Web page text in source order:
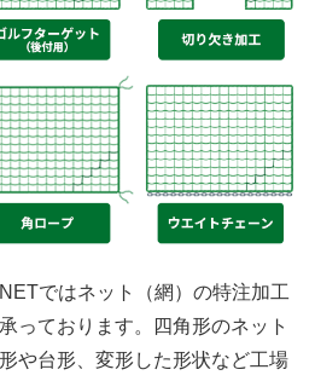
ではネット（網）の特注加工
っております。四角形のネット
や台形、変形した形状など工場